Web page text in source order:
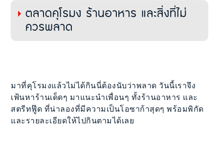
ตลาดคุโรมง ร้านอาหาร และสิ่งที่ไม่
ควรพลาด
มาที่คุโรมงแล้วไม่ได้กินนี่ต้องนับว่าพลาด วันนี้เราจึง
เฟ้นหาร้านเด็ดๆ มาแนะนำเพื่อนๆ ทั้งร้านอาหาร และ
สตรีทฟู๊ด ที่น่าลองที่มีความเป็นโอซาก้าสุดๆ พร้อมพิกัด
และรายละเอียดให้ไปกินตามได้เลย